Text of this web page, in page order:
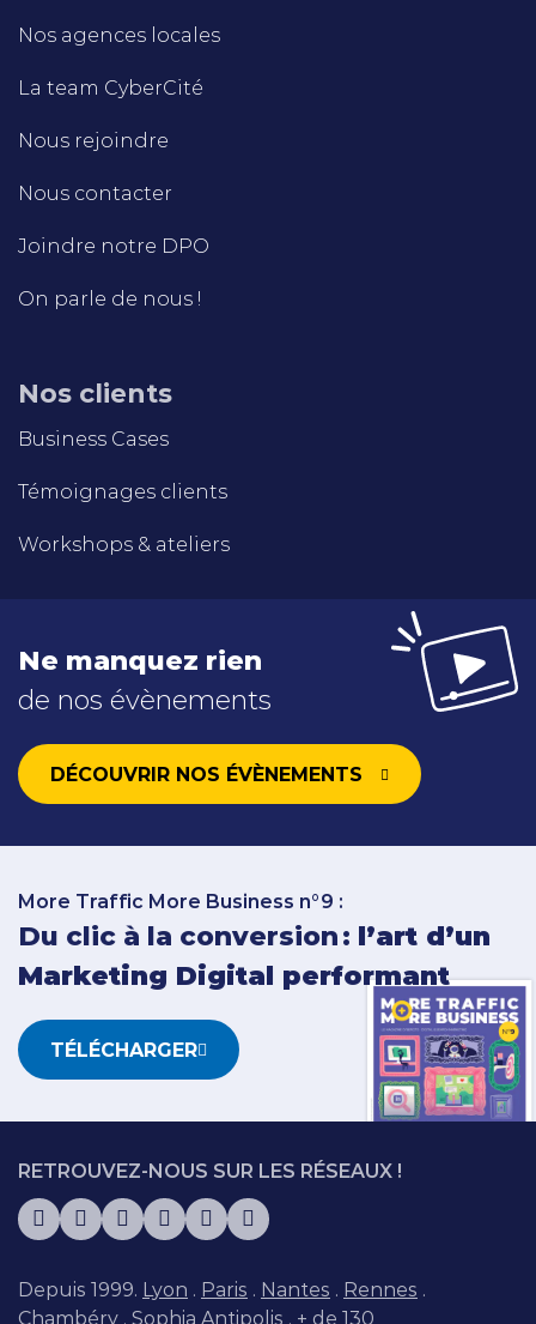
Nos agences locales
La team CyberCité
Nous rejoindre
Nous contacter
Joindre notre DPO
On parle de nous !
Nos clients
Business Cases
Témoignages clients
Workshops & ateliers
Ne manquez rien
de nos évènements
DÉCOUVRIR NOS ÉVÈNEMENTS
More Traffic More Business n°9 :
Du clic à la conversion : l’art d’un
Marketing Digital performant
TÉLÉCHARGER
RETROUVEZ-NOUS SUR LES RÉSEAUX !
Depuis 1999. Lyon . Paris . Nantes . Rennes .
Chambéry . Sophia Antipolis . + de 130